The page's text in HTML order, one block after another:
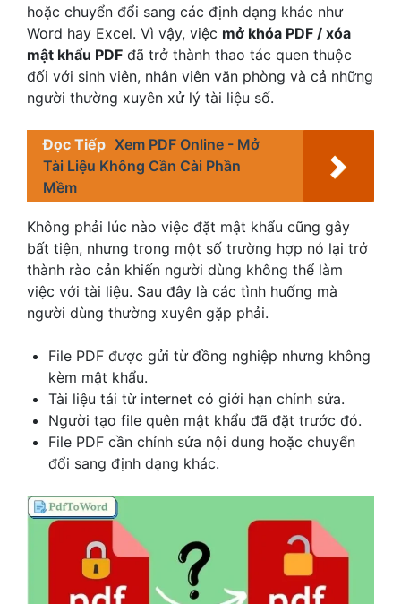
hoặc chuyển đổi sang các định dạng khác như
Word hay Excel. Vì vậy, việc mở khóa PDF / xóa
mật khẩu PDF đã trở thành thao tác quen thuộc
đối với sinh viên, nhân viên văn phòng và cả những
người thường xuyên xử lý tài liệu số.
Đọc Tiếp Xem PDF Online - Mở
Tài Liệu Không Cần Cài Phần
Mềm
Không phải lúc nào việc đặt mật khẩu cũng gây
bất tiện, nhưng trong một số trường hợp nó lại trở
thành rào cản khiến người dùng không thể làm
việc với tài liệu. Sau đây là các tình huống mà
người dùng thường xuyên gặp phải.
File PDF được gửi từ đồng nghiệp nhưng không
kèm mật khẩu.
Tài liệu tải từ internet có giới hạn chỉnh sửa.
Người tạo file quên mật khẩu đã đặt trước đó.
File PDF cần chỉnh sửa nội dung hoặc chuyển
đổi sang định dạng khác.